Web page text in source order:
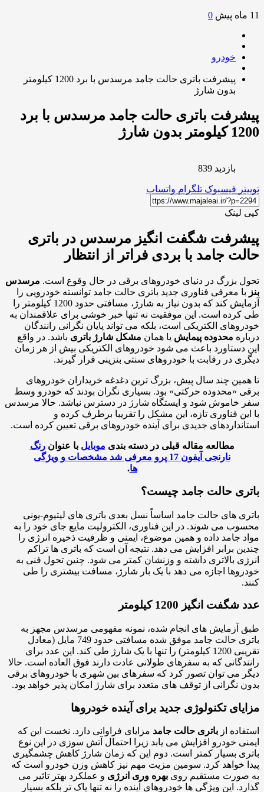
0
خودرو
پیشرفت باتری حالت جامد مرسدس با برد 1200 کیلومتر
بدون شارژ
باتری حالت جامد مرسدس با برد
شارژ
بازدید 839
فیسبوک تلگرام واتساپ
شگفت انگیز مرسدس در باتری
جامد با بردی فراتر از انتظار
بزرگ در دنیای خودروهای برقی در حال وقوع است.مرسدس
معرفی فناوری جدید باتری حالت جامد توانسته خودرویی را
آزمایش کند که بدون نیاز به شارژ، مسافتی حدود 1200 کیلومتر را
است. این موفقیت نه تنها خبر خوشی برای علاقمندان به
الکتریکی است، بلکه می تواند پایان نگرانی رانندگان
محدوده پیمایشیا همانمشکل شارژ باتریباشد. در واقع
دستاورد باعث می شود خودروهای الکتریکی بیش از هر زمان
در رقابت با خودروهای سنتی بنزینی قرار گیرند.
چند سال پیش، بزرگ ترین دغدغه خریداران خودروهای
«محدوده حرکتی» بود. بسیاری نگران بودند که خودرو وسط
خاموش شود و ایستگاه شارژ در دسترس نباشد. حالا مرسدس
فناوری تازه، این مشکل را تقریبا برطرف کرده و
جدیدی برای آینده خودروهای برقی تعیین کرده است.
مطالعه مقاله قبلی در دسته بندیموبایلبا عنوانرنگ
نارنجی آیفون 17 پرو معرفی شد مشخصات و ویژگی
حالت جامد چیست؟
های حالت جامد اساساً نسل بعدی باتری های لیتیوم-یونی
می شوند. در این فناوری، الکترولیت مایع جای خود را به
جامد داده و همین موضوع، ایمنی و ظرفیت ذخیره انرژی را
برابر افزایش می دهد. نتیجه آن است که باتری ها تراکم
بالاتری داشته و وزنشان کمتر می شود. چنین تحول فنی به
اجازه می دهد با یک بار شارژ، مسافت بیشتری را طی
انگیز 1200 کیلومتر
آزمایش های انجام شده، نمونه مفهومی مرسدس مجهز به
باتری حالت جامد موفق شده مسافتی حدود 749 مایل (معادل
تقریبی 1200 کیلومتر) را تنها با یک شارژ طی کند. این عدد برای
که به سفرهای طولانی عادت دارند فوق العاده است. حالا
می توان تصور کرد که سفرهای بین شهری با خودروهای برقی
نگرانی از توقف های متعدد برای شارژ امکان پذیر خواهد بود.
تکنولوژی جدید برای آینده خودروها
ازباتری حالت جامد مزایای فراوانی دارد. نخست این که
خودرو افزایش می یابد زیرا احتمال آتش سوزی در این نوع
بسیار کمتر است. دوم این که زمان شارژ کاهش چشمگیری
خواهد کرد. سومین مزیت مهم نیز کاهش وزن خودرو است که
مستقیم روی بهره وری انرژیو عملکرد بهتر تاثیر می
این ویژگی ها خودروهای آینده را نه تنها پاک تر بلکه بسیار